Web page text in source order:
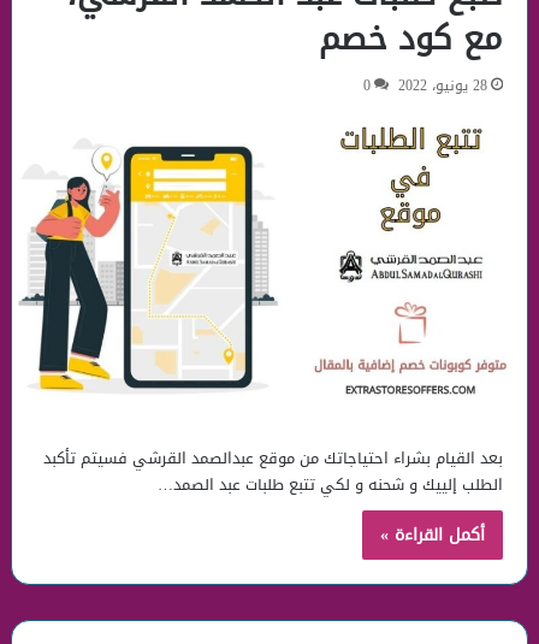
مع كود خصم
28 يونيو، 2022 0
بعد القيام بشراء احتياجاتك من موقع عبدالصمد القرشي فسيتم تأكبد
الطلب إلييك و شحنه و لكي تتبع طلبات عبد الصمد…
أكمل القراءة »